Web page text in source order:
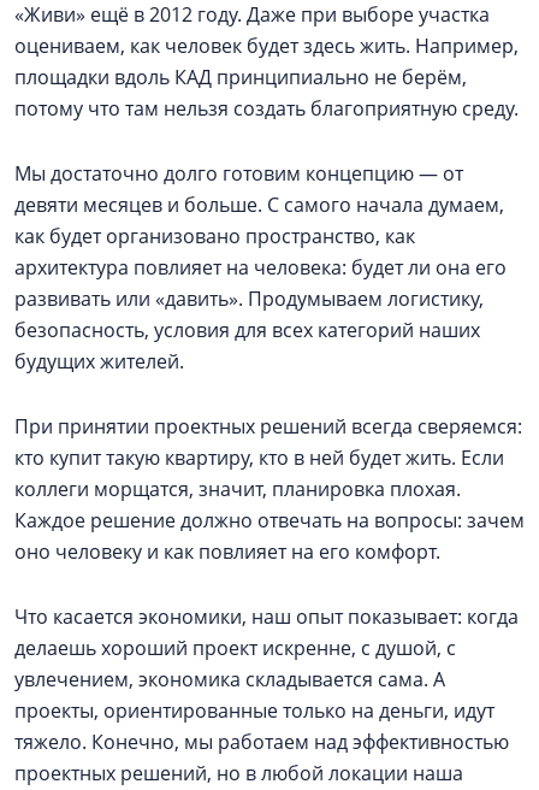
«Живи» ещё в 2012 году. Даже при выборе участка
оцениваем, как человек будет здесь жить. Например,
площадки вдоль КАД принципиально не берём,
потому что там нельзя создать благоприятную среду.
Мы достаточно долго готовим концепцию — от
девяти месяцев и больше. С самого начала думаем,
как будет организовано пространство, как
архитектура повлияет на человека: будет ли она его
развивать или «давить». Продумываем логистику,
безопасность, условия для всех категорий наших
будущих жителей.
При принятии проектных решений всегда сверяемся:
кто купит такую квартиру, кто в ней будет жить. Если
коллеги морщатся, значит, планировка плохая.
Каждое решение должно отвечать на вопросы: зачем
оно человеку и как повлияет на его комфорт.
Что касается экономики, наш опыт показывает: когда
делаешь хороший проект искренне, с душой, с
увлечением, экономика складывается сама. А
проекты, ориентированные только на деньги, идут
тяжело. Конечно, мы работаем над эффективностью
проектных решений, но в любой локации наша